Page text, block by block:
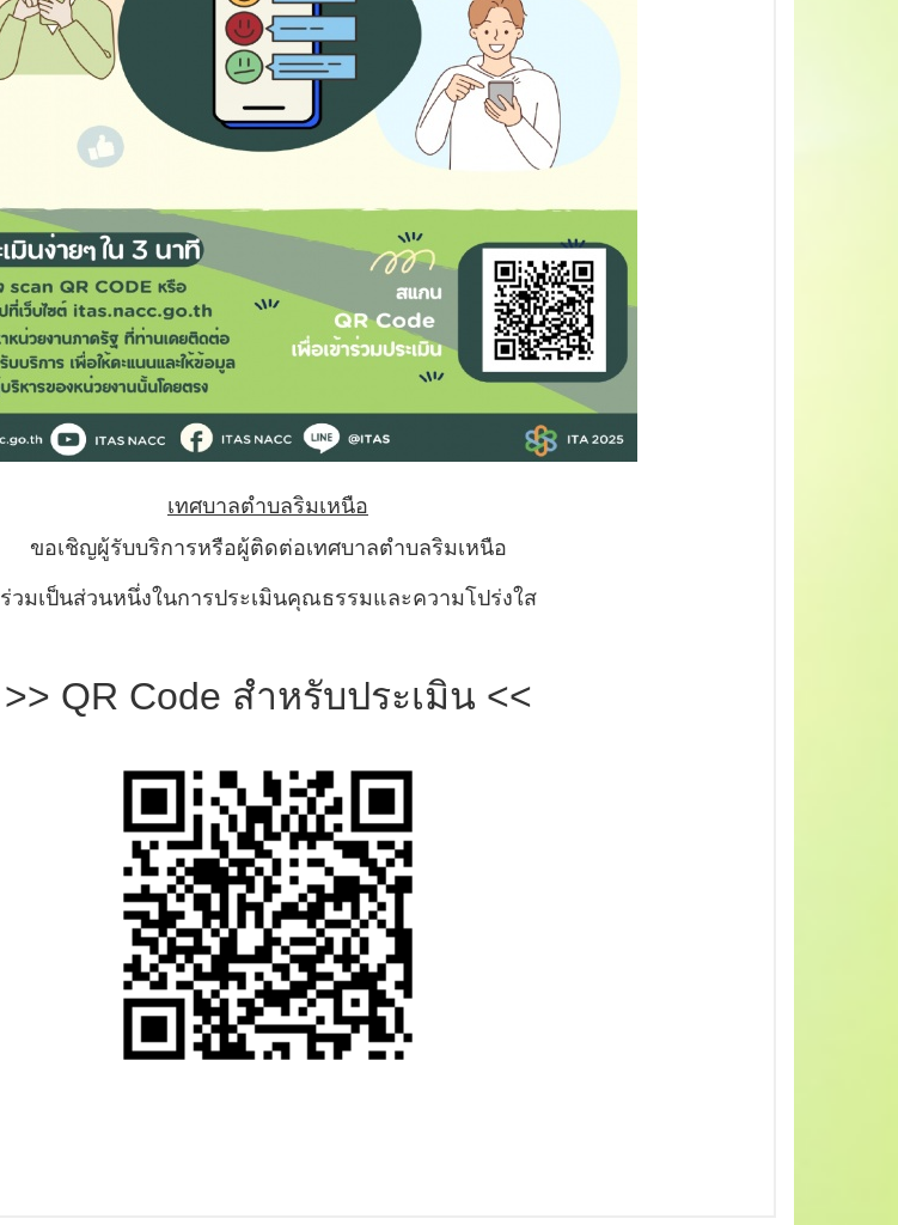
เทศบาลตำบลริมเหนือ
ขอเชิญผู้รับบริการหรือผู้ติดต่อเทศบาลตำบลริมเหนือ
ร่วมเป็นส่วนหนึ่งในการประเมินคุณธรรมและความโปร่งใส
>> QR Code สำหรับประเมิน <<